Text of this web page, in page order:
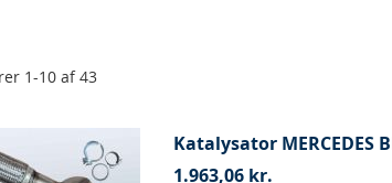
1-10 af43
Katalysator MERCEDES
1.963,06 kr.